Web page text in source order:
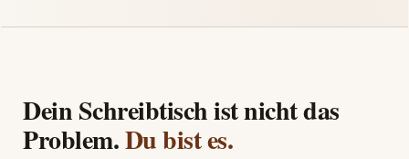
Dein Schreibtisch ist nicht das
Problem.Du bist es.